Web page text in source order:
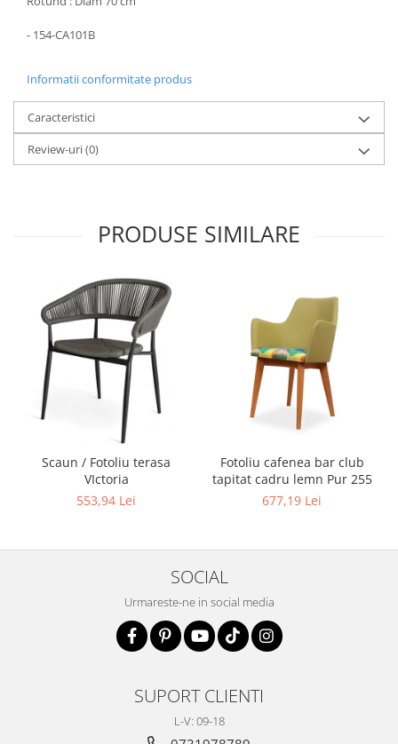
- 154-CA101B
Informatii conformitate produs
Caracteristici
Review-uri(0)
PRODUSE SIMILARE
Scaun / Fotoliu terasa
VIctoria
553,94 Lei
Fotoliu cafenea bar club
tapitat cadru lemn Pur 255
677,19 Lei
SOCIAL
Urmareste-ne in social media
SUPORT CLIENTI
L-V: 09-18